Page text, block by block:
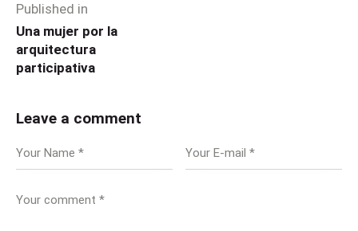
Published in
Una mujer por la
arquitectura
participativa
Leave a comment